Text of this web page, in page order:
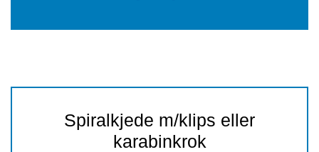
Spiralkjede m/klips eller
karabinkrok